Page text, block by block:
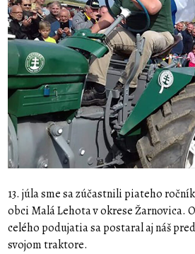
13. júla sme sa zúčastnili piateho
obci Malá Lehota v okrese Žarnovica.
celého podujatia sa postaral aj náš
svojom traktore.